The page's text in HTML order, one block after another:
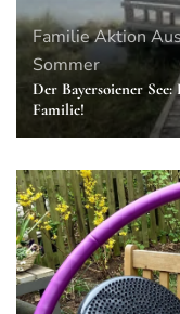
FamilieAktion
Sommer
Der Bayersoiener
Familie!